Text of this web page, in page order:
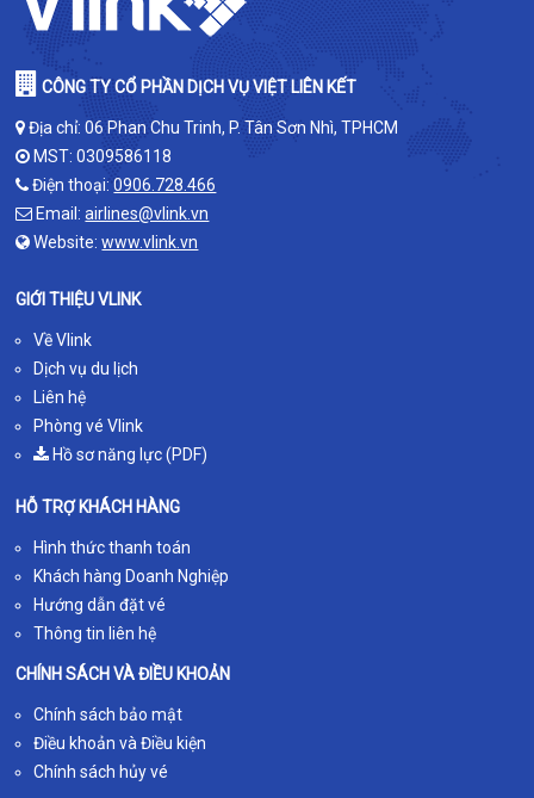
CÔNG TY CỔ PHẦN DỊCH VỤ VIỆT LIÊN KẾT
Địa chỉ: 06 Phan Chu Trinh, P. Tân Sơn Nhì, TPHCM
MST: 0309586118
Điện thoại:0906.728.466
Email:airlines@vlink.vn
Website:www.vlink.vn
GIỚI THIỆU VLINK
Về Vlink
Dịch vụ du lịch
Liên hệ
Phòng vé Vlink
Hồ sơ năng lực (PDF)
HỖ TRỢ KHÁCH HÀNG
Hình thức thanh toán
Khách hàng Doanh Nghiệp
Hướng dẫn đặt vé
Thông tin liên hệ
CHÍNH SÁCH VÀ ĐIỀU KHOẢN
Chính sách bảo mật
Điều khoản và Điều kiện
Chính sách hủy vé